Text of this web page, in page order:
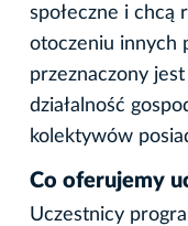
społeczne i chcą
otoczeniu innych
przeznaczony
działalność
kolektywów
Co oferujemy
Uczestnicy